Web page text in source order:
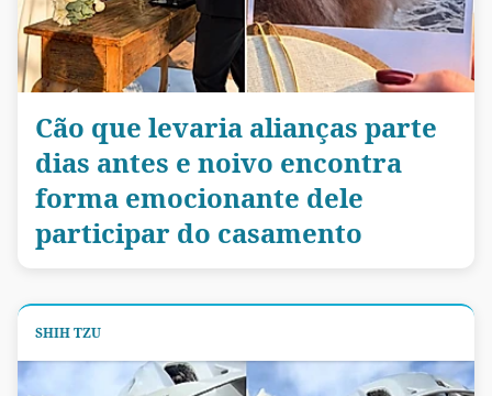
Cão que levaria alianças parte
dias antes e noivo encontra
forma emocionante dele
participar do casamento
SHIH TZU